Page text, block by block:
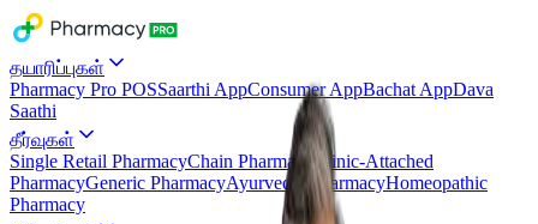
தயாரிப்புகள்
Pharmacy Pro POSSaarthi AppConsumer AppBachat AppDava
Saathi
தீர்வுகள்
Single Retail PharmacyChain PharmacyClinic-Attached
PharmacyGeneric PharmacyAyurvedic PharmacyHomeopathic
Pharmacy